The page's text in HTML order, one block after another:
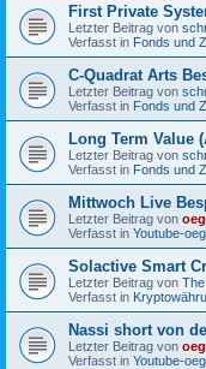
First Private
Letzter Beitrag von
Verfasst in Fonds und
C-Quadrat Arts
Letzter Beitrag von
Verfasst in Fonds und
Long Term Value
Letzter Beitrag von
Verfasst in Fonds und
Mittwoch Live
Letzter Beitrag von
Verfasst in Youtube-
Solactive Smart
Letzter Beitrag von
Verfasst in
Nassi short von
Letzter Beitrag von
Verfasst in Youtube-